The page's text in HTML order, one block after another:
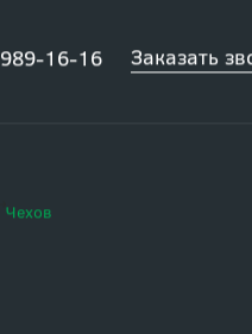
16-16 Заказать
Чехов